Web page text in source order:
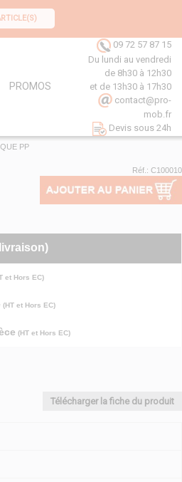
PROMOS
09 72 57 87 15
Du lundi au vendredi
de 8h30 à 12h30
et de 13h30 à 17h30
contact@pro-
mob.fr
Devis sous 24h
PP
Réf.: C100010
et Hors EC)
(HT et Hors EC)
(HT et Hors EC)
Télécharger la fiche du produit